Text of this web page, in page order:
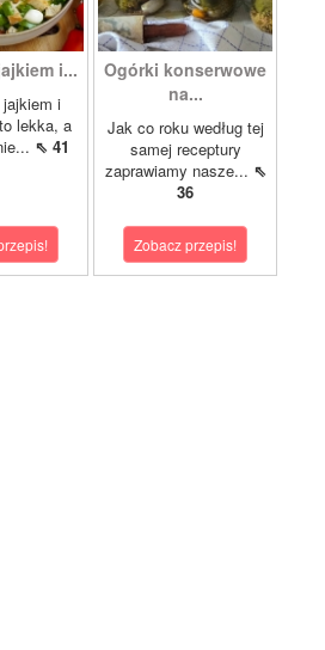
i...
jajkiem i
lekka, a
⇖ 41
Ogórki konserwowe
na...
Jak co roku według tej
samej receptury
zaprawiamy nasze... ⇖
36
Zobacz przepis!